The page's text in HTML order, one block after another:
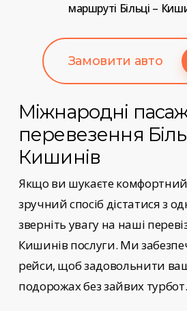
маршруті Більці –
Замовити авто
Міжнародні
перевезення
Кишинів
Якщо ви шукаєте
зручний спосіб дістатися з
зверніть увагу на наші
Кишинів послуги. Ми
рейси, щоб задовольнити
подорожах без зайвих турбот.